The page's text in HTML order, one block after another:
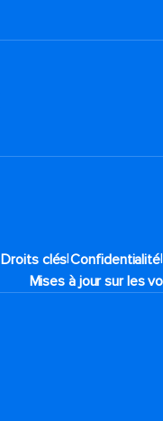
Droits clés|Confidentialité|
Mises à jour sur les